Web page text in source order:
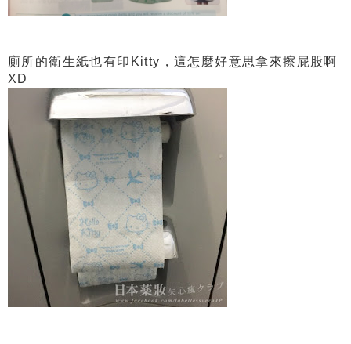
廁所的衛生紙也有印Kitty，這怎麼好意思拿來擦屁股啊
XD